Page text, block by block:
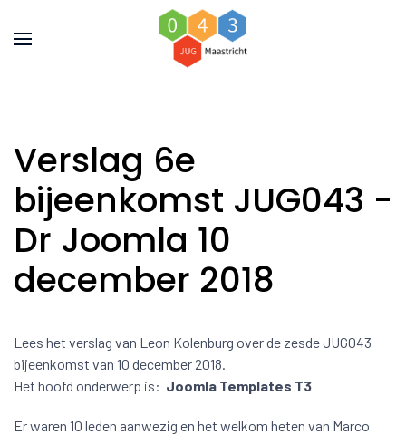
Verslag 6e
bijeenkomst JUG043 -
Dr Joomla 10
december 2018
Lees het verslag van Leon Kolenburg over de zesde JUG043
bijeenkomst van 10 december 2018.
Het hoofd onderwerp is: Joomla Templates T3
Er waren 10 leden aanwezig en het welkom heten van Marco